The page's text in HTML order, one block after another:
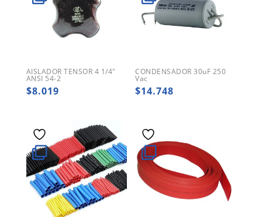
AISLADOR TENSOR 4 1/4″
ANSI 54-2
$8.019
CONDENSADOR 30uF 250
Vac
$14.748